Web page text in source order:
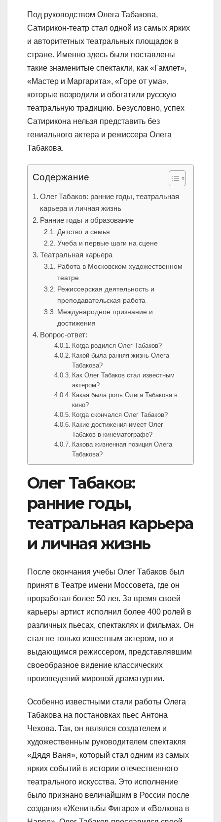
Под руководством Олега Табакова,
Сатирикон-театр стал одной из самых ярких
и авторитетных театральных площадок в
стране. Именно здесь были поставлены
такие знаменитые спектакли, как «Гамлет»,
«Мастер и Маргарита», «Горе от ума»,
которые возродили и обогатили русскую
театральную традицию. Безусловно, успех
Сатирикона нельзя представить без
гениального актера и режиссера Олега
Табакова.
Содержание
Олег Табаков: ранние годы, театральная
карьера и личная жизнь
Ранние годы и образование
Детство и семья
Учеба и первые шаги на сцене
Театральная карьера
Работа в Московском художественном
театре
Режиссерская деятельность и
преподавательская работа
Международное признание и
достижения
Вопрос-ответ:
Когда родился Олег Табаков?
Какой была ранняя жизнь Олега
Табакова?
Как Олег Табаков стал известным
актером?
Какая была роль Олега Табакова в
кино?
Когда скончался Олег Табаков?
Какие достижения имеет Олег
Табаков в кинематографе?
Какова жизненная позиция Олега
Табакова?
Олег Табаков:
ранние годы,
театральная карьера
и личная жизнь
После окончания учебы Олег Табаков был
принят в Театре имени Моссовета, где он
проработал более 50 лет. За время своей
карьеры артист исполнил более 400 ролей в
различных пьесах, спектаклях и фильмах. Он
стал не только известным актером, но и
выдающимся режиссером, представлявшим
своеобразное видение классических
произведений мировой драматургии.
Особенно известными стали работы Олега
Табакова на постановках пьес Антона
Чехова. Так, он являлся создателем и
художественным руководителем спектакля
«Дядя Ваня», который стал одним из самых
ярких событий в истории отечественного
театрального искусства. Это исполнение
было признано величайшим в России после
создания «Женитьбы Фигаро» и «Волкова в